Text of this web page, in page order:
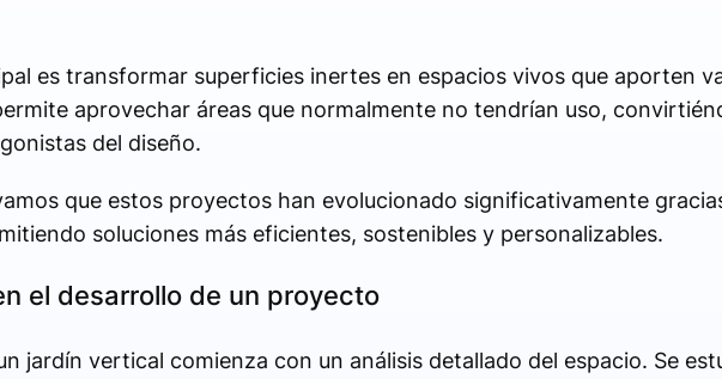
es transformar superficies inertes en espacios vivos que aporten
aprovechar áreas que normalmente no tendrían uso,
del diseño.
que estos proyectos han evolucionado significativamente
soluciones más eficientes, sostenibles y personalizables.
el desarrollo de un proyecto
jardín vertical comienza con un análisis detallado del espacio. Se